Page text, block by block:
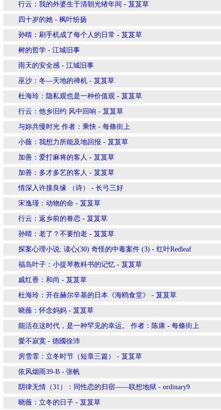
行云：我的外婆生于清朝光绪年间 - 芨芨草
四十岁的她 - 枫叶纷扬
孙晴：刷手机成了每个人的日常 - 芨芨草
树的哲学 - 江城旧事
雨天的安全感 - 江城旧事
巫沙：冬—天地的禅机 - 芨芨草
杜海玲：隐私观也是一种价值观 - 芨芨草
行云：他乡旧约 风中回响 - 芨芨草
与妳共慢时光 作者：乘快 - 每條街上
小薇：我想力所能及地回报 - 芨芨草
加善：爱打麻将的客人 - 芨芨草
加善：多才多艺的客人 - 芨芨草
情深入许接良缘 （诗） - 长弓三好
宋逸瑾：动物的命 - 芨芨草
行云：返乡前的眷恋 - 芨芨草
孙晴：老了？不要怕老 - 芨芨草
探案心理小说: 读心(30) 奇怪的中毒案件 (3) - 红叶Redleaf
福岛叶子：小提琴教科书的记忆 - 芨芨草
戚红香：和尚 - 芨芨草
杜海玲：开在赫尔辛基的日本《海鸥食堂》 - 芨芨草
晓薇：怀念妈妈 - 芨芨草
能活在这时代，是一种罕见的幸运。 作者：陈康 - 每條街上
愛不寂寞 - 德國徐沛
房雪霏：立冬时节（短章三篇） - 芨芨草
依风烟雨39-B - 张帆
阴律无情（31）：同性恋的归宿——联想地狱 - ordinary9
晓薇：立冬的日子 - 芨芨草